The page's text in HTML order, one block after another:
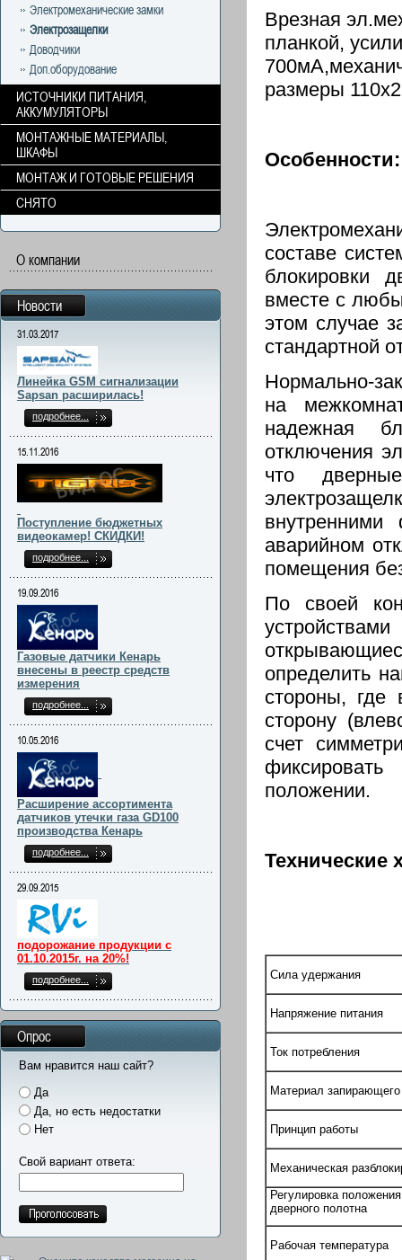
Врезная
планкой,
размеры
Особенности:
составе
блокировки
вместе с
этом случае
стандартной
Нормально-
на
надежная
отключения
что
аварийном
помещения
По своей
определить
стороны, где
сторону
счет
положении.
Технические
Сила удержания
Напряжение питания
Ток потребления
Материал
Принцип работы
Механическая
Регулировка
дверного полотна
Рабочая температура
Электромеханические замки
Электрозащелки
Доводчики
Доп.оборудование
ИСТОЧНИКИ ПИТАНИЯ,
АККУМУЛЯТОРЫ
МОНТАЖНЫЕ МАТЕРИАЛЫ,
ШКАФЫ
МОНТАЖ И ГОТОВЫЕ РЕШЕНИЯ
СНЯТО
О компании
Новости
31.03.2017
Линейка GSM сигнализации
Sapsan расширилась!
подробнее...
15.11.2016
Поступление бюджетных
видеокамер! СКИДКИ!
подробнее...
19.09.2016
Газовые датчики Кенарь
внесены в реестр средств
измерения
подробнее...
10.05.2016
Расширение ассортимента
датчиков утечки газа GD100
производства Кенарь
подробнее...
29.09.2015
подорожание продукции с
01.10.2015г. на 20%!
подробнее...
Опрос
Вам нравится наш сайт?
Да
Да, но есть недостатки
Нет
Свой вариант ответа: